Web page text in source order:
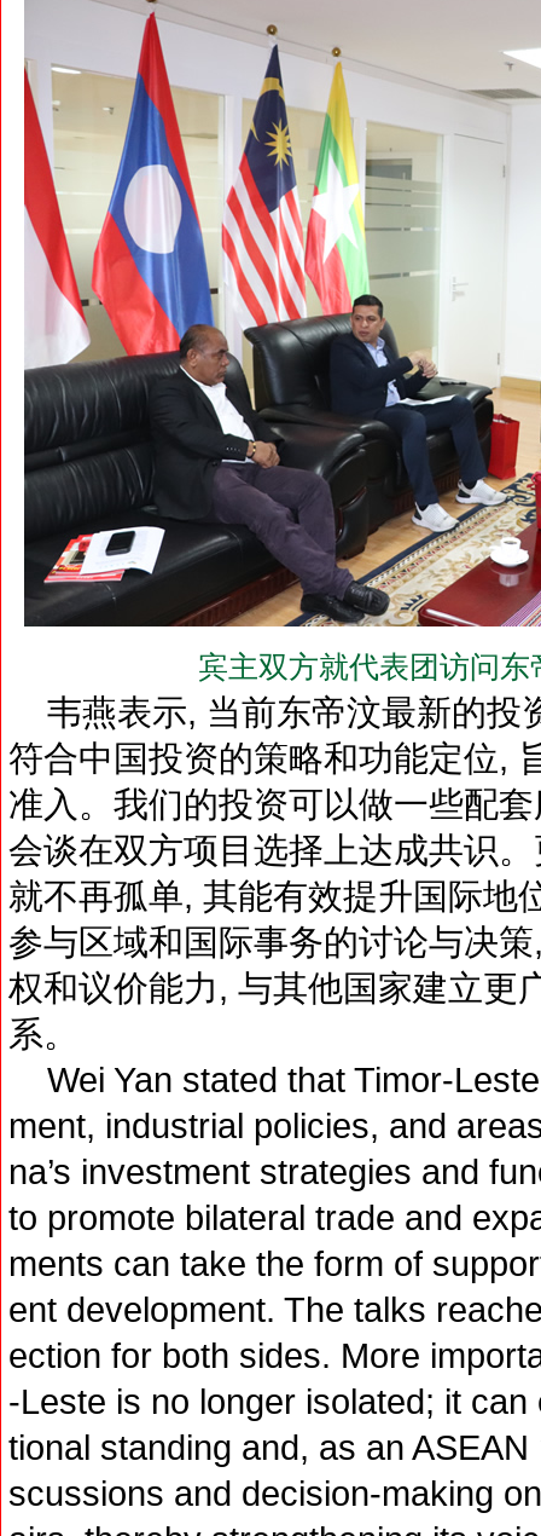
宾主双方就代表团访问
韦燕表示, 当前东帝汶最新的投
符合中国投资的策略和功能定位,
准入。我们的投资可以做一些配
会谈在双方项目选择上达成共识
就不再孤单, 其能有效提升国际地
参与区域和国际事务的讨论与决
权和议价能力, 与其他国家建立更
系。
Wei Yan stated that Timor-
ment, industrial policies, and
na’s investment strategies and
to promote bilateral trade and
ments can take the form of
ent development. The talks
ection for both sides. More
-Leste is no longer isolated; it
tional standing and, as an
scussions and decision-making